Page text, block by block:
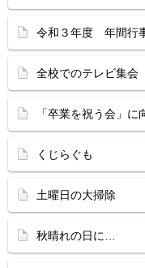
令和３年度 年間行
全校でのテレビ集会
「卒業を祝う会」に
くじらぐも
土曜日の大掃除
秋晴れの日に…